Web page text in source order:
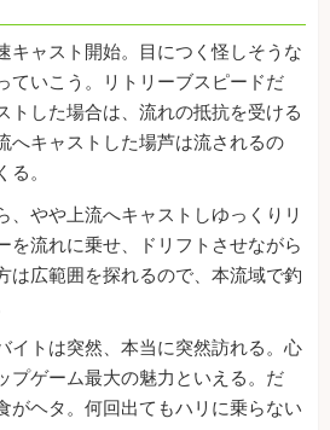
キャスト開始。目につく怪しそうな
ていこう。リトリーブスピードだ
トした場合は、流れの抵抗を受ける
へキャストした場芦は流されるの
。
、やや上流へキャストしゆっくりリ
を流れに乗せ、ドリフトさせながら
は広範囲を探れるので、本流域で釣
イトは突然、本当に突然訪れる。心
プゲーム最大の魅力といえる。だ
がヘタ。何回出てもハリに乗らない